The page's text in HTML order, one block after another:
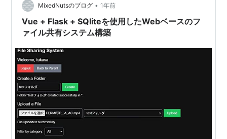
「KEN_ALL.CSV」といえば、その汎用性の低い仕様ゆ
え、かねてよりエンジニアの間では悪評が噴出していて
おり、使いやすい形式に…
MixedNutsのブログ • 1年前
Vue + Flask + SQliteを使用したWebベースのフ
ァイル共有システム構築